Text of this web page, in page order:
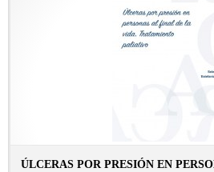
ÚLCERAS POR PRESIÓN EN